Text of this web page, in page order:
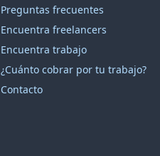
Preguntas frecuentes
Encuentra freelancers
Encuentra trabajo
¿Cuánto cobrar por tu trabajo?
Contacto